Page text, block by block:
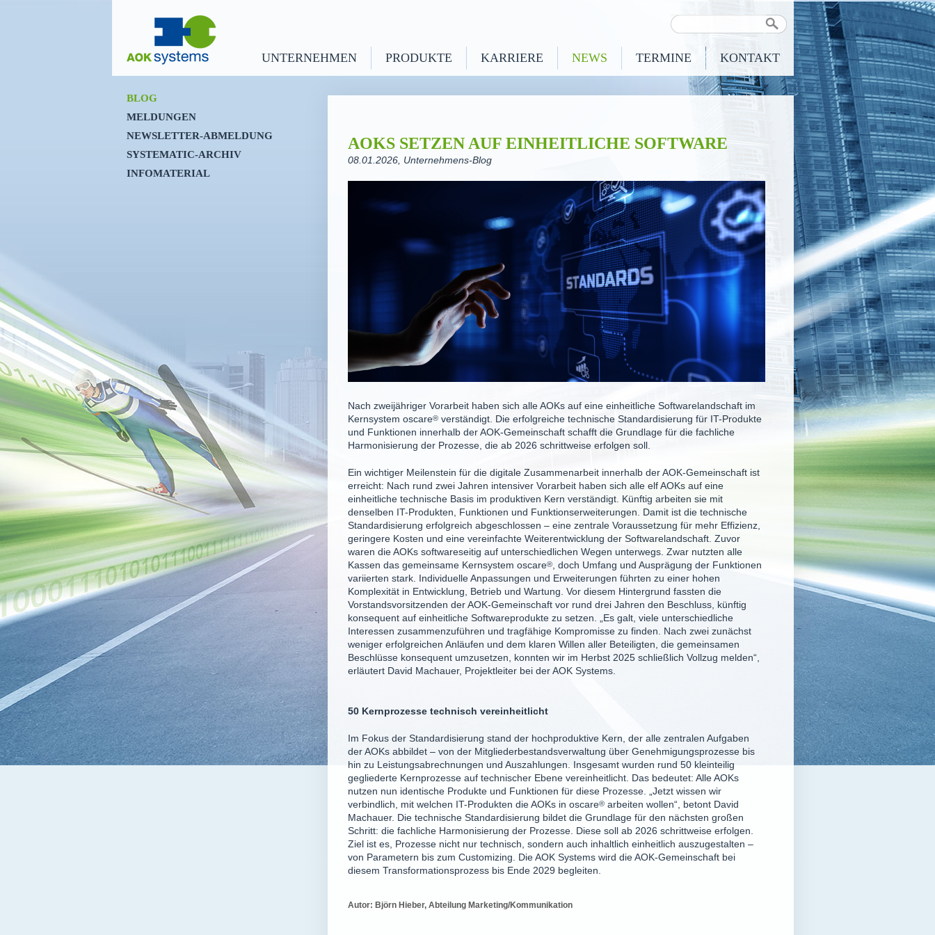
UNTERNEHMEN PRODUKTE KARRIERE NEWS TERMINE KONTAKT
AOKS SETZEN AUF EINHEITLICHE SOFTWARE
08.01.2026, Unternehmens-Blog
Nach zweijähriger Vorarbeit haben sich alle AOKs auf eine einheitliche Softwarelandschaft im
Kernsystem oscare® verständigt. Die erfolgreiche technische Standardisierung für IT-Produkte
und Funktionen innerhalb der AOK-Gemeinschaft schafft die Grundlage für die fachliche
Harmonisierung der Prozesse, die ab 2026 schrittweise erfolgen soll.
Ein wichtiger Meilenstein für die digitale Zusammenarbeit innerhalb der AOK-Gemeinschaft ist
erreicht: Nach rund zwei Jahren intensiver Vorarbeit haben sich alle elf AOKs auf eine
einheitliche technische Basis im produktiven Kern verständigt. Künftig arbeiten sie mit
denselben IT-Produkten, Funktionen und Funktionserweiterungen. Damit ist die technische
Standardisierung erfolgreich abgeschlossen – eine zentrale Voraussetzung für mehr Effizienz,
geringere Kosten und eine vereinfachte Weiterentwicklung der Softwarelandschaft. Zuvor
waren die AOKs softwareseitig auf unterschiedlichen Wegen unterwegs. Zwar nutzten alle
Kassen das gemeinsame Kernsystem oscare®, doch Umfang und Ausprägung der Funktionen
variierten stark. Individuelle Anpassungen und Erweiterungen führten zu einer hohen
Komplexität in Entwicklung, Betrieb und Wartung. Vor diesem Hintergrund fassten die
Vorstandsvorsitzenden der AOK-Gemeinschaft vor rund drei Jahren den Beschluss, künftig
konsequent auf einheitliche Softwareprodukte zu setzen. „Es galt, viele unterschiedliche
Interessen zusammenzuführen und tragfähige Kompromisse zu finden. Nach zwei zunächst
weniger erfolgreichen Anläufen und dem klaren Willen aller Beteiligten, die gemeinsamen
Beschlüsse konsequent umzusetzen, konnten wir im Herbst 2025 schließlich Vollzug melden“,
erläutert David Machauer, Projektleiter bei der AOK Systems.
50 Kernprozesse technisch vereinheitlicht
Im Fokus der Standardisierung stand der hochproduktive Kern, der alle zentralen Aufgaben
der AOKs abbildet – von der Mitgliederbestandsverwaltung über Genehmigungsprozesse bis
hin zu Leistungsabrechnungen und Auszahlungen. Insgesamt wurden rund 50 kleinteilig
gegliederte Kernprozesse auf technischer Ebene vereinheitlicht. Das bedeutet: Alle AOKs
nutzen nun identische Produkte und Funktionen für diese Prozesse. „Jetzt wissen wir
verbindlich, mit welchen IT-Produkten die AOKs in oscare® arbeiten wollen“, betont David
Machauer. Die technische Standardisierung bildet die Grundlage für den nächsten großen
Schritt: die fachliche Harmonisierung der Prozesse. Diese soll ab 2026 schrittweise erfolgen.
Ziel ist es, Prozesse nicht nur technisch, sondern auch inhaltlich einheitlich auszugestalten –
von Parametern bis zum Customizing. Die AOK Systems wird die AOK-Gemeinschaft bei
diesem Transformationsprozess bis Ende 2029 begleiten.
Autor: Björn Hieber, Abteilung Marketing/Kommunikation
BLOG
MELDUNGEN
NEWSLETTER-ABMELDUNG
SYSTEMATIC-ARCHIV
INFOMATERIAL